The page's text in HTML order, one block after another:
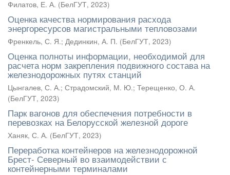
Филатов, Е. А. (БелГУТ, 2023)
Оценка качества нормирования расхода
энергоресурсов магистральными тепловозами
Френкель, С. Я.; Дединкин, А. П. (БелГУТ, 2023)
Оценка полноты информации, необходимой для
расчета норм закрепления подвижного состава на
железнодорожных путях станций
Цынгалев, С. А.; Страдомский, М. Ю.; Терещенко, О. А.
(БелГУТ, 2023)
Парк вагонов для обеспечения потребности в
перевозках на Белорусской железной дороге
Ханяк, С. А. (БелГУТ, 2023)
Переработка контейнеров на железнодорожной
Брест- Северный во взаимодействии с
контейнерными терминалами